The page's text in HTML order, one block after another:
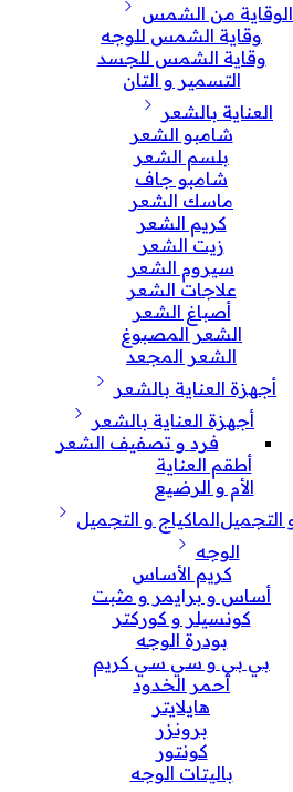
الوقاية من الشمس
وقاية الشمس للوجه
وقاية الشمس للجسد
التسمير و التان
العناية بالشعر
شامبو الشعر
بلسم الشعر
شامبو جاف
ماسك الشعر
كريم الشعر
زيت الشعر
سيروم الشعر
علاجات الشعر
أصباغ الشعر
الشعر المصبوغ
الشعر المجعد
أجهزة العناية بالشعر
أجهزة العناية بالشعر
فرد و تصفيف الشعر
أطقم العناية
الأم و الرضيع
الماكياج و التجميل
الوجه
كريم الأساس
أساس و برايمر و مثبت
كونسيلر و كوركتر
بودرة الوجه
بي بي و سي سي كريم
أحمر الخدود
هايلايتر
برونزر
كونتور
باليتات الوجه